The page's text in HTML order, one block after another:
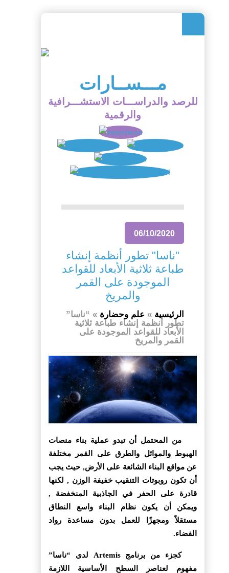
مـــســارات
للرصد والدراســـات الاستشـــرافية
والرقمية
06/10/2020
"ناسا" تطور أنظمة إنشاء
طباعة ثلاثية الأبعاد للقواعد
الموجودة على القمر
والمريخ
الرئيسية » علم وحضارة » “ناسا”
تطور أنظمة إنشاء طباعة ثلاثية
الأبعاد للقواعد الموجودة على
القمر والمريخ
من المحتمل أن تبدو عملية بناء منصات
الهبوط والموائل والطرق على القمر مختلفة
عن مواقع البناء الشائعة على الأرض, حيث يجب
أن تكون روبوتات التنقيب خفيفة الوزن , لكنها
قادرة على الحفر في الجاذبية المنخفضة ,
ويمكن أن يكون نظام البناء واسع النطاق
مستقلاً ومجهزًا للعمل بدون مساعدة رواد
الفضاء.
كجزء من برنامج Artemis لدى “ناسا”
مفهوم لعناصر السطح الأساسية اللازمة